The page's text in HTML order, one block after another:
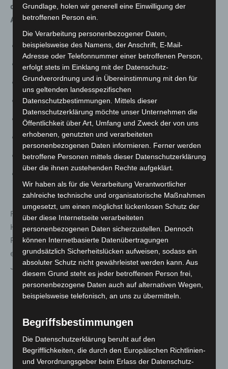
den folgenden Bereichen leiderkeineLockerungen zur
Anwendung:
Kontaktbeschränkungen
Sport
Weitere Jahrgänge in Schule
Kitas in festen Gruppen
Terminshopping,
Gedenkstätten, Museen, Galerien
Zoos und botanische Gärten
Beherbergungsstätten.
Für die Kontaktbeschränkungen in
Hochinzidenzkommunen bleibt es bei der bisherigen
Regelung: Ein Haushalt mit einer weiteren Person. Nicht
einzurechnen sind dabei Kinder bis einschließlich sechs
Jahren.
Grundlage, holen wir generell eine Einwilligung der
betroffenen Person ein.
Die Verarbeitung personenbezogener Daten,
beispielsweise des Namens, der Anschrift, E-Mail-
Adresse oder Telefonnummer einer betroffenen Person,
erfolgt stets im Einklang mit der Datenschutz-
Grundverordnung und in Übereinstimmung mit den für
uns geltenden landesspezifischen
Datenschutzbestimmungen. Mittels dieser
Datenschutzerklärung möchte unser Unternehmen die
Öffentlichkeit über Art, Umfang und Zweck der von uns
erhobenen, genutzten und verarbeiteten
personenbezogenen Daten informieren. Ferner werden
betroffene Personen mittels dieser Datenschutzerklärung
über die ihnen zustehenden Rechte aufgeklärt.
Wir haben als für die Verarbeitung Verantwortlicher
zahlreiche technische und organisatorische Maßnahmen
umgesetzt, um einen möglichst lückenlosen Schutz der
über diese Internetseite verarbeiteten
personenbezogenen Daten sicherzustellen. Dennoch
können Internetbasierte Datenübertragungen
grundsätzlich Sicherheitslücken aufweisen, sodass ein
absoluter Schutz nicht gewährleistet werden kann. Aus
diesem Grund steht es jeder betroffenen Person frei,
personenbezogene Daten auch auf alternativen Wegen,
beispielsweise telefonisch, an uns zu übermitteln.
Begriffsbestimmungen
Die Datenschutzerklärung beruht auf den
Begrifflichkeiten, die durch den Europäischen Richtlinien-
und Verordnungsgeber beim Erlass der Datenschutz-